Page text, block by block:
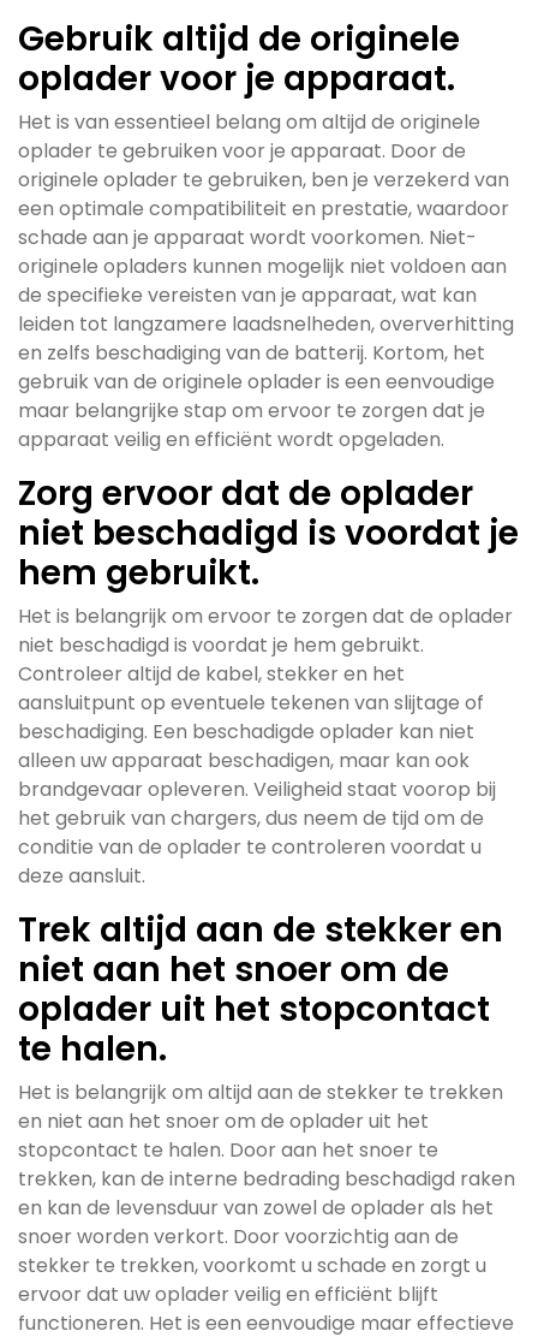
Gebruik altijd de originele
oplader voor je apparaat.
Het is van essentieel belang om altijd de originele
oplader te gebruiken voor je apparaat. Door de
originele oplader te gebruiken, ben je verzekerd van
een optimale compatibiliteit en prestatie, waardoor
schade aan je apparaat wordt voorkomen. Niet-
originele opladers kunnen mogelijk niet voldoen aan
de specifieke vereisten van je apparaat, wat kan
leiden tot langzamere laadsnelheden, oververhitting
en zelfs beschadiging van de batterij. Kortom, het
gebruik van de originele oplader is een eenvoudige
maar belangrijke stap om ervoor te zorgen dat je
apparaat veilig en efficiënt wordt opgeladen.
Zorg ervoor dat de oplader
niet beschadigd is voordat je
hem gebruikt.
Het is belangrijk om ervoor te zorgen dat de oplader
niet beschadigd is voordat je hem gebruikt.
Controleer altijd de kabel, stekker en het
aansluitpunt op eventuele tekenen van slijtage of
beschadiging. Een beschadigde oplader kan niet
alleen uw apparaat beschadigen, maar kan ook
brandgevaar opleveren. Veiligheid staat voorop bij
het gebruik van chargers, dus neem de tijd om de
conditie van de oplader te controleren voordat u
deze aansluit.
Trek altijd aan de stekker en
niet aan het snoer om de
oplader uit het stopcontact
te halen.
Het is belangrijk om altijd aan de stekker te trekken
en niet aan het snoer om de oplader uit het
stopcontact te halen. Door aan het snoer te
trekken, kan de interne bedrading beschadigd raken
en kan de levensduur van zowel de oplader als het
snoer worden verkort. Door voorzichtig aan de
stekker te trekken, voorkomt u schade en zorgt u
ervoor dat uw oplader veilig en efficiënt blijft
functioneren. Het is een eenvoudige maar effectieve